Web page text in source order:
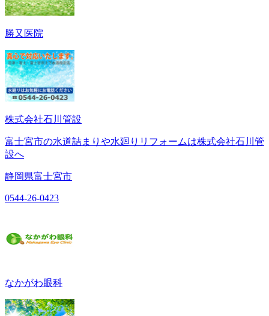
勝又医院
株式会社石川管設
富士宮市の水道詰まりや水廻りリフォームは株式会社石川管
設へ
静岡県富士宮市
0544-26-0423
なかがわ眼科